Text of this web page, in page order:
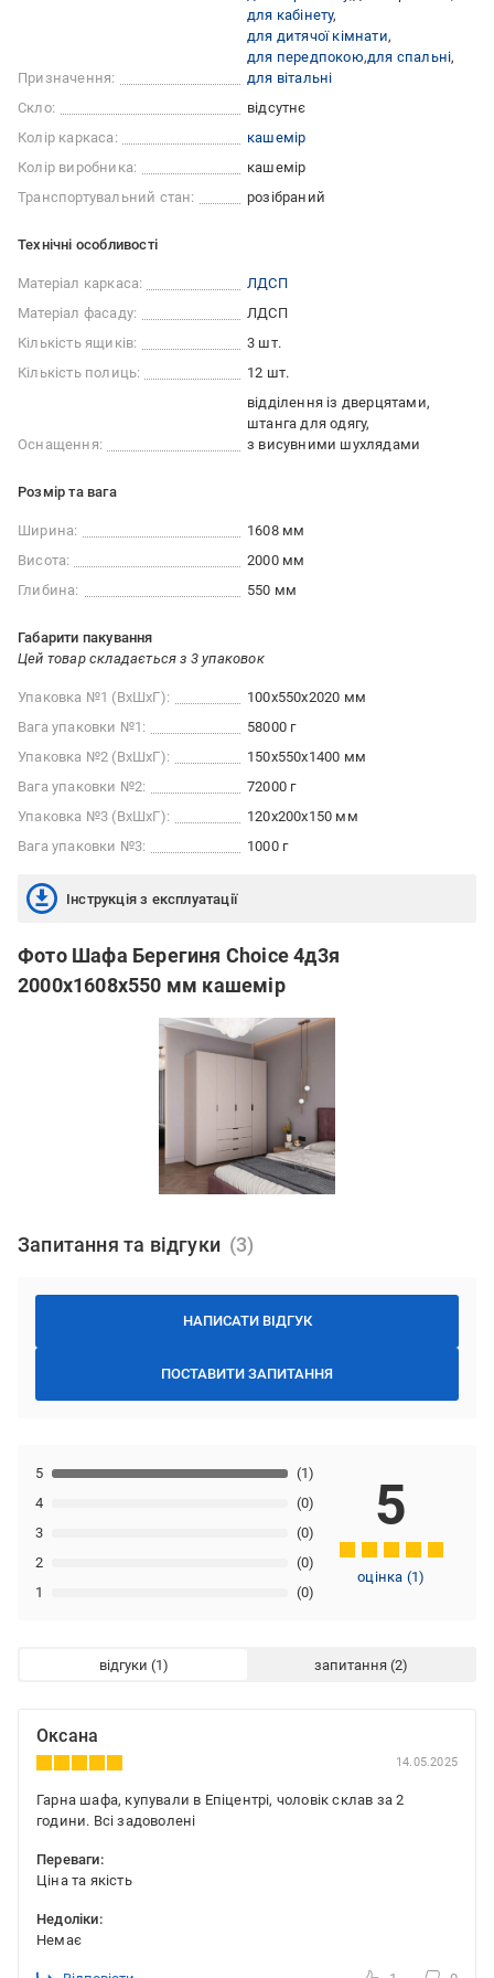
Призначення:
для кабінету
для дитячої кімнати
для передпокою для спальні
для вітальні
Скло:
відсутнє
Колір каркаса:
кашемір
Колір виробника:
кашемір
Транспортувальний стан:
розібраний
Технічні особливості
Матеріал каркаса:
ЛДСП
Матеріал фасаду:
ЛДСП
Кількість ящиків:
3 шт.
Кількість полиць:
12 шт.
Оснащення:
відділення із дверцятами
штанга для одягу
з висувними шухлядами
Розмір та вага
Ширина:
1608 мм
Висота:
2000 мм
Глибина:
550 мм
Габарити пакування
Цей товар складається з 3 упаковок
Упаковка №1 (ВхШхГ):
100x550x2020 мм
Вага упаковки №1:
58000 г
Упаковка №2 (ВхШхГ):
150x550x1400 мм
Вага упаковки №2:
72000 г
Упаковка №3 (ВхШхГ):
120x200x150 мм
Вага упаковки №3:
1000 г
Інструкція з експлуатації
Фото Шафа Берегиня Choice 4д3я
2000х1608х550 мм кашемір
Запитання та відгуки
НАПИСАТИ ВІДГУК
ПОСТАВИТИ ЗАПИТАННЯ
1 (0)
2 (0)
3 (0)
4 (0)
5 (1)
5
оцінка (1)
відгуки запитання
Оксана
14.05.2025
Гарна шафа, купували в Епіцентрі, чоловік склав за 2
години. Всі задоволені
Переваги:
Ціна та якість
Недоліки:
Немає